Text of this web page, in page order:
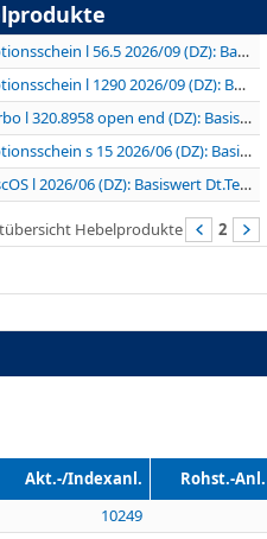
Optionsschein l 56.5 2026/09 (DZ): Basiswert...
Optionsschein l 1290 2026/09 (DZ): Basiswert...
Turbo l 320.8958 open end (DZ): Basiswert LVMH
Optionsschein s 15 2026/06 (DZ): Basiswert VERBIO...
DiscOS l 2026/06 (DZ): Basiswert Dt.Telekom
Hebelprodukte 2
Akt.-/Indexanl.
Rohst.-Anl.
10249